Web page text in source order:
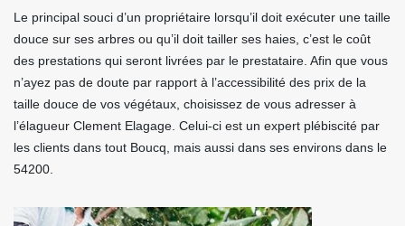
Le principal souci d’un propriétaire lorsqu’il doit exécuter une taille
douce sur ses arbres ou qu’il doit tailler ses haies, c’est le coût
des prestations qui seront livrées par le prestataire. Afin que vous
n’ayez pas de doute par rapport à l’accessibilité des prix de la
taille douce de vos végétaux, choisissez de vous adresser à
l’élagueur Clement Elagage. Celui-ci est un expert plébiscité par
les clients dans tout Boucq, mais aussi dans ses environs dans le
54200.